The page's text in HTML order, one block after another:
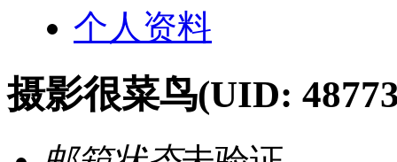
个人资料
摄影很菜鸟(UID: